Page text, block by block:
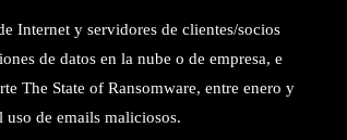
Internet y servidores de clientes/socios
de datos en la nube o de empresa, e
The State of Ransomware, entre enero y
uso de emails maliciosos.